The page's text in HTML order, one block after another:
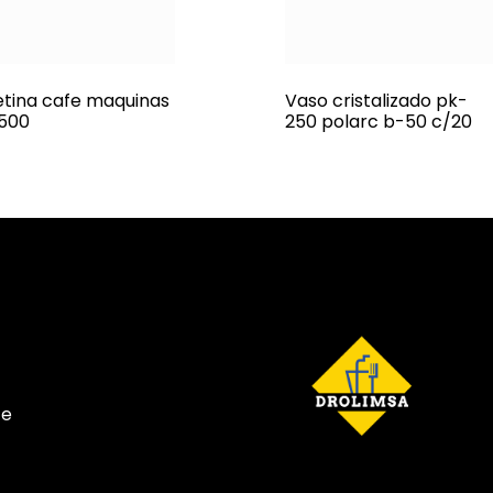
cafe maquinas
Vaso cristalizado pk-
250 polarc b-50 c/20